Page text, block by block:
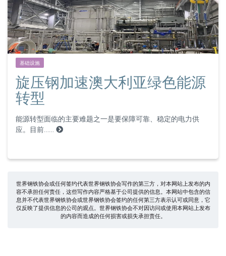
基础设施
旋压钢加速澳大利亚绿色能源
转型
能源转型面临的主要难题之一是要保障可靠、稳定的电力供
应。目前……
世界钢铁协会或任何签约代表世界钢铁协会写作的第三方，对本网站上发布的内
容不承担任何责任，这些写作内容严格基于公司提供的信息。本网站中包含的信
息并不代表世界钢铁协会或世界钢铁协会签约的任何第三方表示认可或同意，它
仅反映了提供信息的公司的观点。世界钢铁协会不对因访问或使用本网站上发布
的内容而造成的任何损害或损失承担责任。